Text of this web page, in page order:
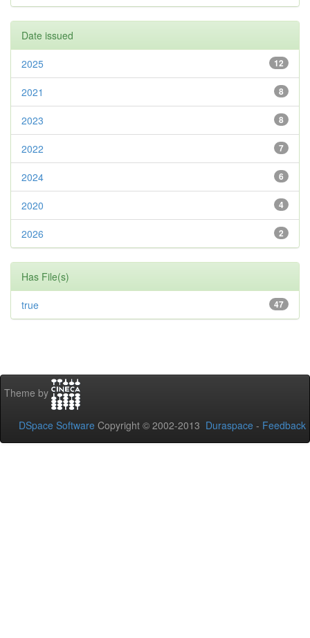
Date issued
12
2025
8
2021
8
2023
7
2022
6
2024
4
2020
2
2026
Has File(s)
47
true
Theme by
DSpace Software Copyright © 2002-2013 Duraspace - Feedback